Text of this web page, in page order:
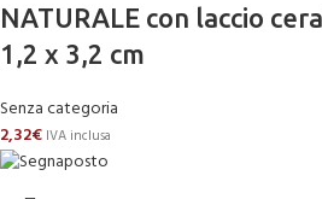
NATURALE con laccio
1,2 x 3,2 cm
Senza categoria
2,32€ IVA inclusa